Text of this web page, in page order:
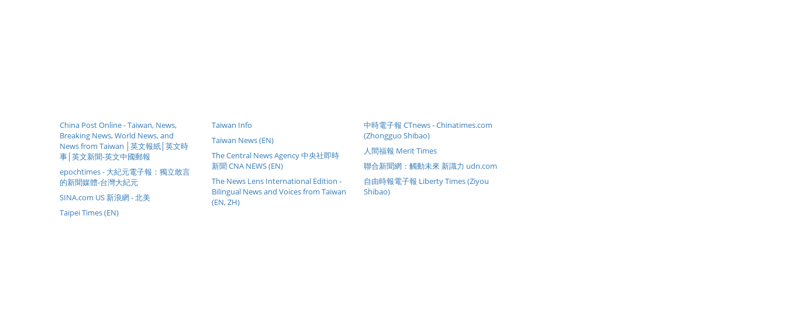
China Post Online - Taiwan, News,
Breaking News, World News, and
News from Taiwan │英文報紙│英文時
事│英文新聞-英文中國郵報
epochtimes - 大紀元電子報：獨立敢言
的新聞媒體-台灣大紀元
SINA.com US 新浪網 - 北美
Taipei Times (EN)
Taiwan Info
Taiwan News (EN)
The Central News Agency 中央社即時
新聞 CNA NEWS (EN)
The News Lens International Edition -
Bilingual News and Voices from Taiwan
(EN, ZH)
中時電子報 CTnews - Chinatimes.com
(Zhongguo Shibao)
人間福報 Merit Times
聯合新聞網：觸動未來 新識力 udn.com
自由時報電子報 Liberty Times (Ziyou
Shibao)